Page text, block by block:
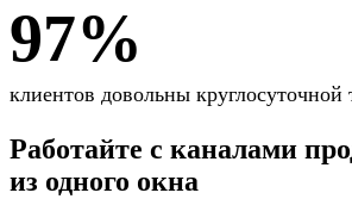
97%
клиентов довольны круглосуточной
Работайте с каналами
из одного окна